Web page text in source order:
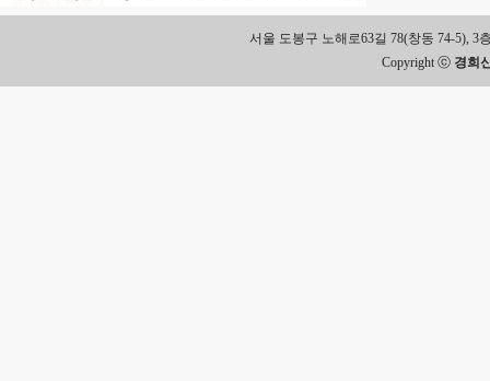
서울 도봉구 노해로63길 78(창동 74-5), 3
Copyright ⓒ 경희